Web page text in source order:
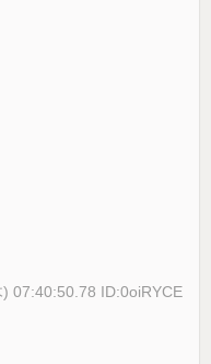
07:40:50.78 ID:0oiRYCE